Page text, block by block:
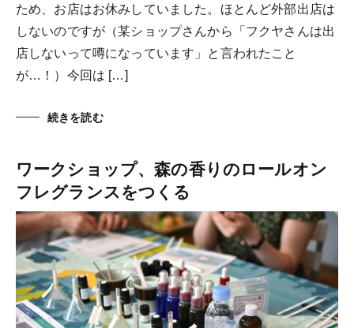
ため、お店はお休みしていました。ほとんど外部出店は
しないのですが（某ショップさんから「フクヤさんは出
店しないって噂になっています」と言われたこと
が…！）今回は […]
続きを読む
ワークショップ、森の香りのロールオン
フレグランスをつくる